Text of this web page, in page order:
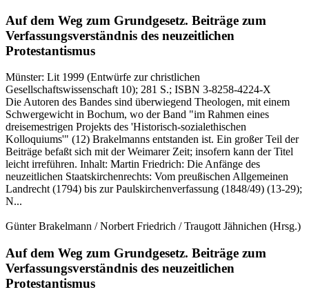
Auf dem Weg zum Grundgesetz. Beiträge zum
Verfassungsverständnis des neuzeitlichen
Protestantismus
Münster: Lit 1999 (Entwürfe zur christlichen
Gesellschaftswissenschaft 10); 281 S.; ISBN 3-8258-4224-X
Die Autoren des Bandes sind überwiegend Theologen, mit einem
Schwergewicht in Bochum, wo der Band "im Rahmen eines
dreisemestrigen Projekts des 'Historisch-sozialethischen
Kolloquiums'" (12) Brakelmanns entstanden ist. Ein großer Teil der
Beiträge befaßt sich mit der Weimarer Zeit; insofern kann der Titel
leicht irreführen. Inhalt: Martin Friedrich: Die Anfänge des
neuzeitlichen Staatskirchenrechts: Vom preußischen Allgemeinen
Landrecht (1794) bis zur Paulskirchenverfassung (1848/49) (13-29);
N...
Günter Brakelmann / Norbert Friedrich / Traugott Jähnichen (Hrsg.)
Auf dem Weg zum Grundgesetz. Beiträge zum
Verfassungsverständnis des neuzeitlichen
Protestantismus